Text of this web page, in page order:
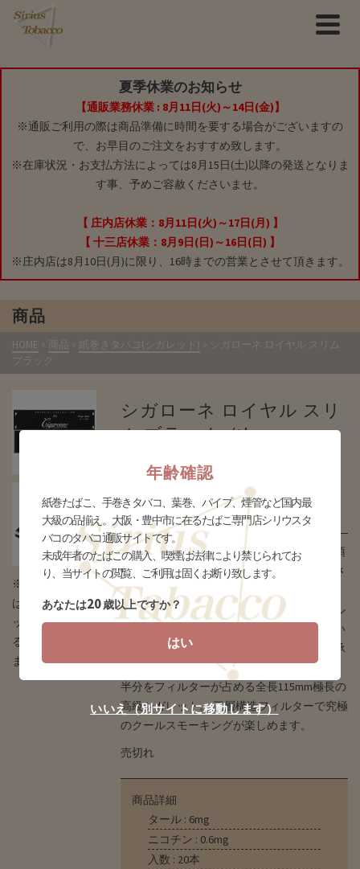
夏季休業のお知らせ
【通販業務休業 : 8月11日(火)～14日(金)】
※通販ご利用の際は商品準備に時間を要する場合がございますの
で、お早目のご注文をおすすめ致します。
※在庫状況・お支払方法によっては8月15日(土)以降の発送となりま
す事、予めご容赦くださいませ。
【 庄内店休業：8月11日(火)～17日(月) 】
【 十三店休業：8月9日(日)～16日(日) 】
※庄内店は8月10日(月)に限り、16時までの営業とさせて頂きます。
商品
HOME » 商品 » 紙巻きタバコ(シガレット) » シガローネ ロイヤル スリム
ブラック
※タバコの場合
はデザインとパ
ッケージが異な
る場合がござい
ます
シガローネ ロイヤル スリ
ム ブラック (tkm-
cigr_rysbk)
販売価格
¥1,200(税込)
【※お一人様20個まで＆一回限り。お守り頂
けない場合は全てのご注文をキャンセルとさ
せて頂きます】
【※誠に勝手ながら当銘柄に関してのメール
＆お電話でのお問い合わせは御遠慮ください
ます様、お願い致します。また、ご予約は承
っておりません。】
半分をフィルターが占める全長115mm極長の
高級シガレット。 三層構造フィルターで究極
のクールスモーキングが楽しめます。
売切れ
商品詳細
タール : 6mg
ニコチン : 0.6mg
入数 : 20本
年齢確認
紙巻たばこ、手巻きタバコ、葉巻、パイプ、煙管など国内最
大級の品揃え。大阪・豊中市に在るたばこ専門店シリウスタ
バコのタバコ通販サイトです。
未成年者のたばこの購入、喫煙は法律により禁じられてお
り、当サイトの閲覧、ご利用は固くお断り致します。
あなたは20歳以上ですか？
はい
いいえ（別サイトに移動します）